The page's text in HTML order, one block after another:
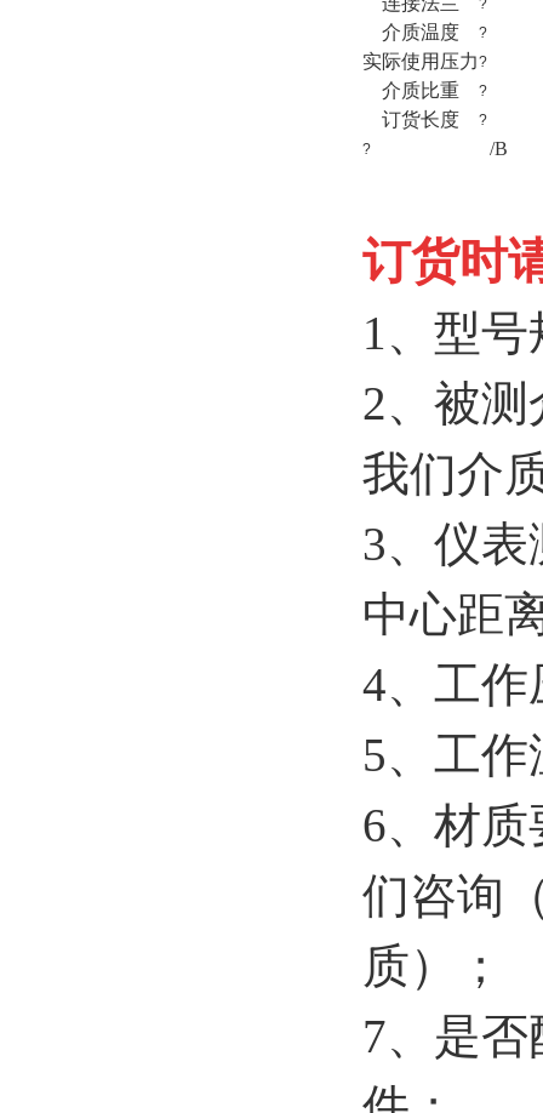
?
介质温度 ?
实际使用压力?
介质比重 ?
订货长度
?
?
/B
订货时
1、型
2、被
我们介
3、仪
中心距
4、工作
5、工
6、材
们咨询
质）；
7、是